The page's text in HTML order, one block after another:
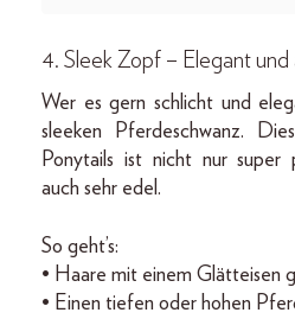
4. Sleek Zopf – Elegant und
Wer es gern schlicht und
sleeken Pferdeschwanz.
Ponytails ist nicht nur super
auch sehr edel.
So geht’s:
• Haare mit einem Glätteisen
• Einen tiefen oder hohen